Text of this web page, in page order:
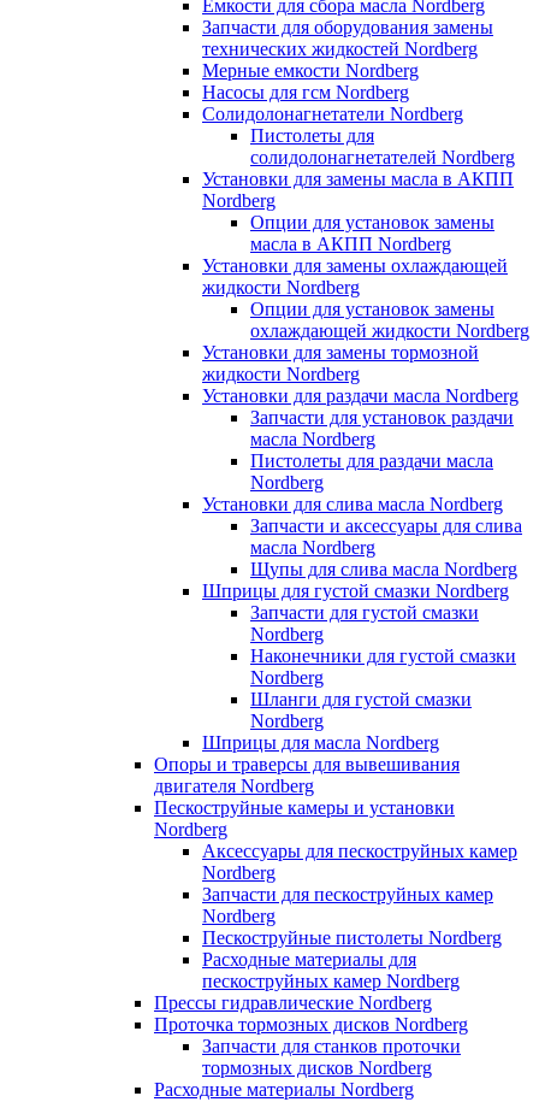
Емкости для сбора масла Nordberg
Запчасти для оборудования замены
технических жидкостей Nordberg
Мерные емкости Nordberg
Насосы для гсм Nordberg
Солидолонагнетатели Nordberg
Пистолеты для
солидолонагнетателей Nordberg
Установки для замены масла в АКПП
Nordberg
Опции для установок замены
масла в АКПП Nordberg
Установки для замены охлаждающей
жидкости Nordberg
Опции для установок замены
охлаждающей жидкости Nordberg
Установки для замены тормозной
жидкости Nordberg
Установки для раздачи масла Nordberg
Запчасти для установок раздачи
масла Nordberg
Пистолеты для раздачи масла
Nordberg
Установки для слива масла Nordberg
Запчасти и аксессуары для слива
масла Nordberg
Щупы для слива масла Nordberg
Шприцы для густой смазки Nordberg
Запчасти для густой смазки
Nordberg
Наконечники для густой смазки
Nordberg
Шланги для густой смазки
Nordberg
Шприцы для масла Nordberg
Опоры и траверсы для вывешивания
двигателя Nordberg
Пескоструйные камеры и установки
Nordberg
Аксессуары для пескоструйных камер
Nordberg
Запчасти для пескоструйных камер
Nordberg
Пескоструйные пистолеты Nordberg
Расходные материалы для
пескоструйных камер Nordberg
Прессы гидравлические Nordberg
Проточка тормозных дисков Nordberg
Запчасти для станков проточки
тормозных дисков Nordberg
Расходные материалы Nordberg